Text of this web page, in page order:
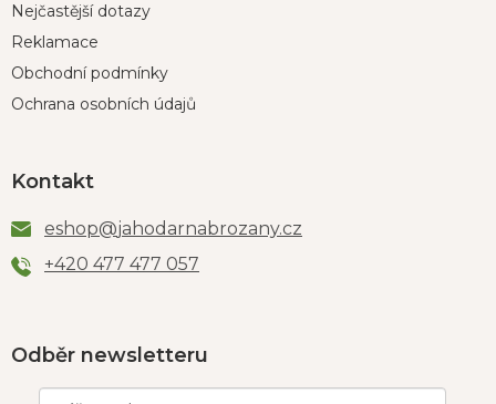
Nejčastější dotazy
Reklamace
Obchodní podmínky
Ochrana osobních údajů
Kontakt
eshop@jahodarnabrozany.cz
+420 477 477 057
Odběr newsletteru